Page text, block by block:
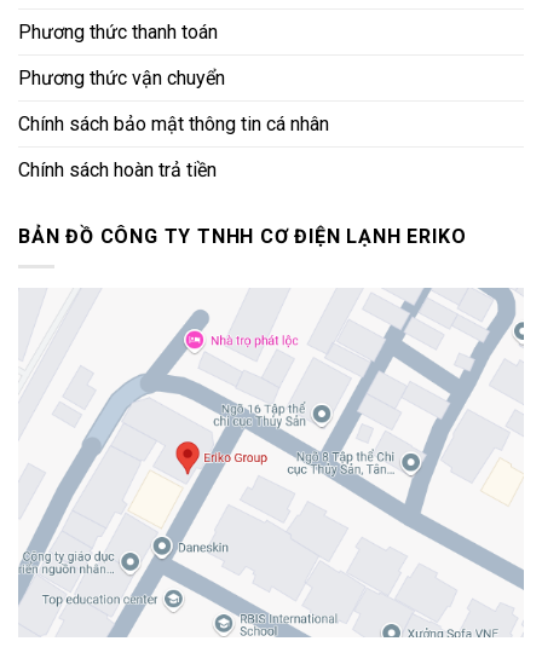
Phương thức thanh toán
Phương thức vận chuyển
Chính sách bảo mật thông tin cá nhân
Chính sách hoàn trả tiền
BẢN ĐỒ CÔNG TY TNHH CƠ ĐIỆN LẠNH ERIKO